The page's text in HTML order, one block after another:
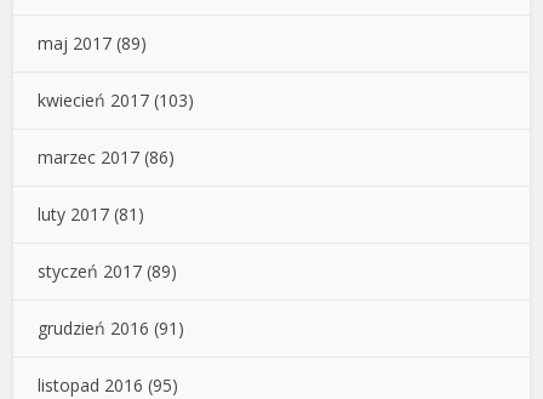
maj 2017 (89)
kwiecień 2017 (103)
marzec 2017 (86)
luty 2017 (81)
styczeń 2017 (89)
grudzień 2016 (91)
listopad 2016 (95)